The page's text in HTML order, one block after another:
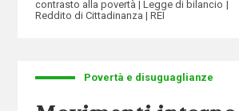
contrasto alla povertà
Legge di bilancio
Reddito di Cittadinanza
REI
Povertà e disuguaglianze